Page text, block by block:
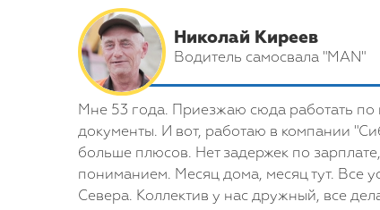
Николай Киреев
Водитель самосвала "MAN"
Мне 53 года. Приезжаю сюда работать по
документы. И вот, работаю в компании
больше плюсов. Нет задержек по
пониманием. Месяц дома, месяц тут. Все
Севера. Коллектив у нас дружный, все